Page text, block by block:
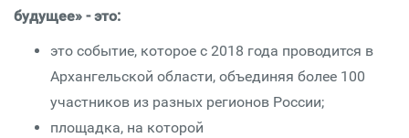
будущее» - это:
это событие, которое с 2018 года проводится в
Архангельской области, объединяя более 100
участников из разных регионов России;
площадка, на которой